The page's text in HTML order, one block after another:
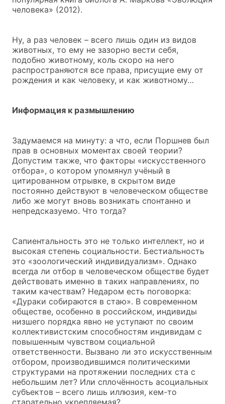
человека» (2012).
Ну, а раз человек – всего лишь один из видов
животных, то ему не зазорно вести себя,
подобно животному, коль скоро на него
распространяются все права, присущие ему от
рождения и как человеку, и как животному…
Информация к размышлению
Задумаемся на минуту: а что, если Поршнев был
прав в основных моментах своей теории?
Допустим также, что факторы «искусственного
отбора», о котором упомянул учёный в
цитированном отрывке, в скрытом виде
постоянно действуют в человеческом обществе
либо же могут вновь возникать спонтанно и
непредсказуемо. Что тогда?
Сапиентальность это не только интеллект, но и
высокая степень социальности. Бестиальность
это «зоологический индивидуализм». Однако
всегда ли отбор в человеческом обществе будет
действовать именно в таких направлениях, по
таким качествам? Недаром есть поговорка:
«Дураки собираются в стаю». В современном
обществе, особенно в российском, индивиды
низшего порядка явно не уступают по своим
коллективистским способностям индивидам с
повышенным чувством социальной
ответственности. Вызвано ли это искусственным
отбором, производившимся политическими
структурами на протяжении последних ста с
небольшим лет? Или сплочённость асоциальных
субъектов – всего лишь иллюзия, кем-то
старательно укрепляемая?